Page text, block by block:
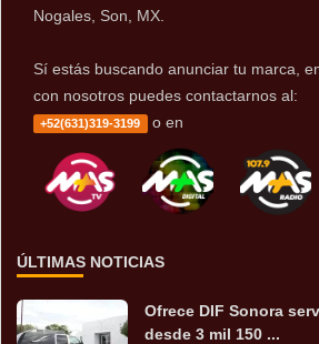
Nogales, Son, MX.
Sí estás buscando anunciar tu marca,
con nosotros puedes contactarnos al:
+52(631)319-3199 o en
ÚLTIMAS NOTICIAS
Ofrece DIF Sonora
desde 3 mil 150 ...